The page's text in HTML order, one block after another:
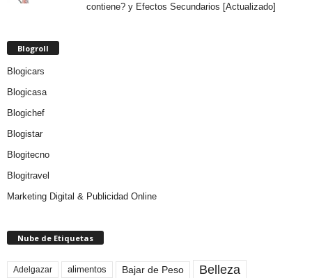
contiene? y Efectos Secundarios [Actualizado]
Blogroll
Blogicars
Blogicasa
Blogichef
Blogistar
Blogitecno
Blogitravel
Marketing Digital & Publicidad Online
Nube de Etiquetas
Adelgazar alimentos Bajar de Peso Belleza